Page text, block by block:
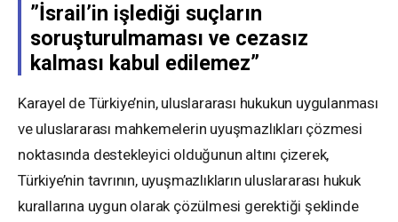
”İsrail’in işlediği suçların
soruşturulmaması ve cezasız
kalması kabul edilemez”
Karayel de Türkiye’nin, uluslararası hukukun uygulanması
ve uluslararası mahkemelerin uyuşmazlıkları çözmesi
noktasında destekleyici olduğunun altını çizerek,
Türkiye’nin tavrının, uyuşmazlıkların uluslararası hukuk
kurallarına uygun olarak çözülmesi gerektiği şeklinde